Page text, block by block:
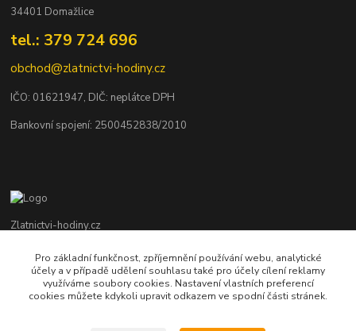
34401 Domažlice
tel.: 379 724 696
obchod@zlatnictvi-hodiny.cz
IČO: 01621947, DIČ: neplátce DPH
Bankovní spojení: 2500452838/2010
Zlatnictvi-hodiny.cz
+420 379 492 545
Po - Pá: 9,00 - 17,00 hod., So: 9,00 - 11,30 hod.
Pro základní funkčnost, zpříjemnění používání webu, analytické
účely a v případě udělení souhlasu také pro účely cílení reklamy
využíváme soubory cookies. Nastavení vlastních preferencí
cookies můžete kdykoli upravit odkazem ve spodní části stránek.